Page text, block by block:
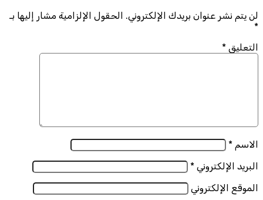
لن يتم نشر عنوان بريدك الإلكتروني.
الحقول الإلزامية مشار إليها بـ
*
التعليق *
الاسم *
البريد الإلكتروني *
الموقع الإلكتروني